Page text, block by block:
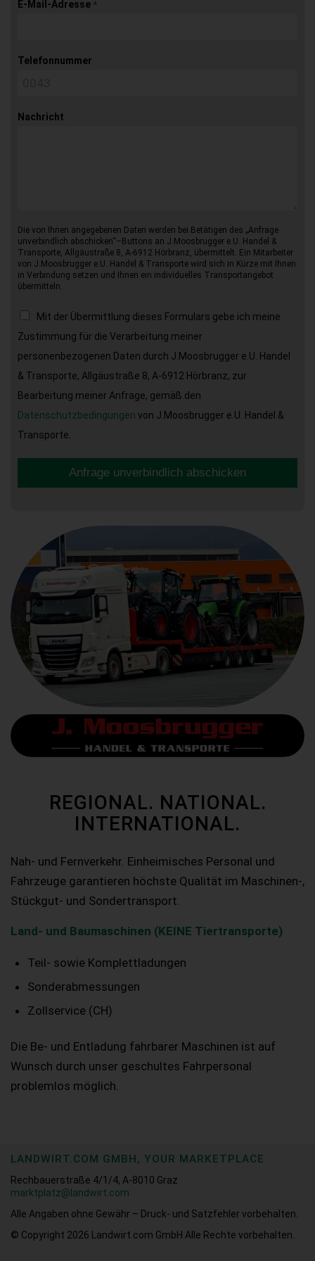
E-Mail-Adresse *
Telefonnummer
Nachricht
Die von Ihnen angegebenen Daten werden bei Betätigen des „Anfrage
unverbindlich abschicken“–Buttons an J.Moosbrugger e.U. Handel &
Transporte, Allgäustraße 8, A-6912 Hörbranz, übermittelt. Ein Mitarbeiter
von J.Moosbrugger e.U. Handel & Transporte wird sich in Kürze mit Ihnen
in Verbindung setzen und Ihnen ein individuelles Transportangebot
übermitteln.
Mit der Übermittlung dieses Formulars gebe ich meine
Zustimmung für die Verarbeitung meiner
personenbezogenen Daten durch J.Moosbrugger e.U. Handel
& Transporte, Allgäustraße 8, A-6912 Hörbranz, zur
Bearbeitung meiner Anfrage, gemäß den
Datenschutzbedingungen von J.Moosbrugger e.U. Handel &
Transporte.
Anfrage unverbindlich abschicken
REGIONAL. NATIONAL.
INTERNATIONAL.
Nah- und Fernverkehr. Einheimisches Personal und
Fahrzeuge garantieren höchste Qualität im Maschinen-,
Stückgut- und Sondertransport.
Land- und Baumaschinen (KEINE Tiertransporte)
Teil- sowie Komplettladungen
Sonderabmessungen
Zollservice (CH)
Die Be- und Entladung fahrbarer Maschinen ist auf
Wunsch durch unser geschultes Fahrpersonal
problemlos möglich.
LANDWIRT.COM GMBH, YOUR MARKETPLACE
Rechbauerstraße 4/1/4, A-8010 Graz
marktplatz@landwirt.com
Alle Angaben ohne Gewähr – Druck- und Satzfehler vorbehalten.
© Copyright 2026
Landwirt.com GmbH Alle Rechte vorbehalten.